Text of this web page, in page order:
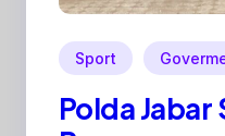
Sport
Polda Jabar